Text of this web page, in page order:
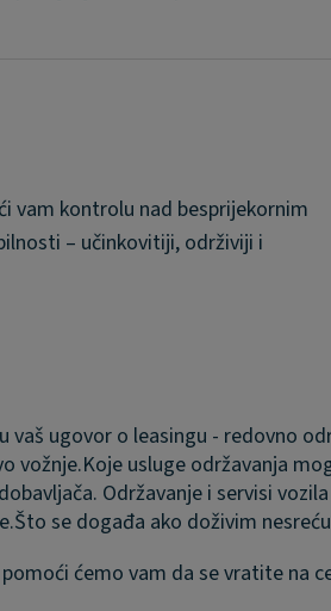
vam kontrolu nad besprijekornim
– učinkovitiji, održiviji i
ugovor o leasingu - redovno
vožnje.Koje usluge održavanja
Održavanje i servisi
Što se događa ako doživim
ćemo vam da se vratite na